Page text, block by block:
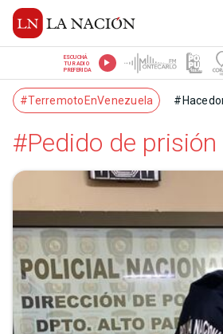
ESCUCHÁ
TU RADIO
PREFERIDA
#TerremotoEnVenezuela
#Pedido de prisión